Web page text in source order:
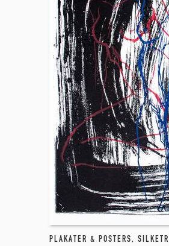
PLAKATER & POSTERS,